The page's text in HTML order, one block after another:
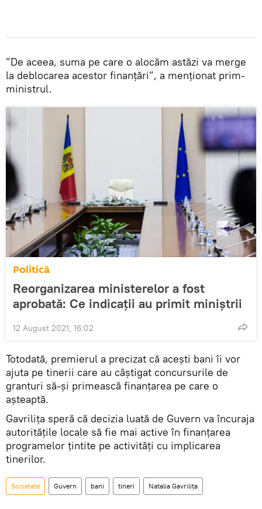
”De aceea, suma pe care o alocăm astăzi va merge
la deblocarea acestor finanțări”, a menționat prim-
ministrul.
Politică
Reorganizarea ministerelor a fost
aprobată: Ce indicații au primit miniștrii
12 August 2021, 16:02
Totodată, premierul a precizat că acești bani îi vor
ajuta pe tinerii care au câștigat concursurile de
granturi să-și primească finanțarea pe care o
așteaptă.
Gavrilița speră că decizia luată de Guvern va încuraja
autoritățile locale să fie mai active în finanțarea
programelor țintite pe activități cu implicarea
tinerilor.
Societate Guvern bani tineri Natalia Gavrilița